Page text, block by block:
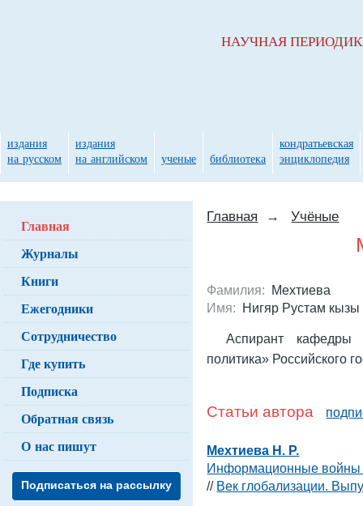
Главная → Учёные
Фамилия: Мехтиева
Имя: Нигяр Рустам кызы
Аспирант кафедры
политика» Российского
Статьи автора
Мехтиева Н. Р.
Информационные войны
// Век глобализации.
Главная
Журналы
Книги
Ежегодники
Сотрудничество
Где купить
Подписка
Обратная связь
О нас пишут
Подписаться на рассылку
НАУЧНАЯ
издания
на русском
издания
на английском
ученые библиотека
кондратьевская
энциклопедия